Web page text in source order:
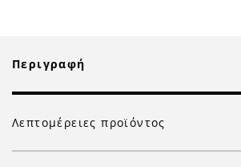
Περιγραφή
Λεπτομέρειες προϊόντος